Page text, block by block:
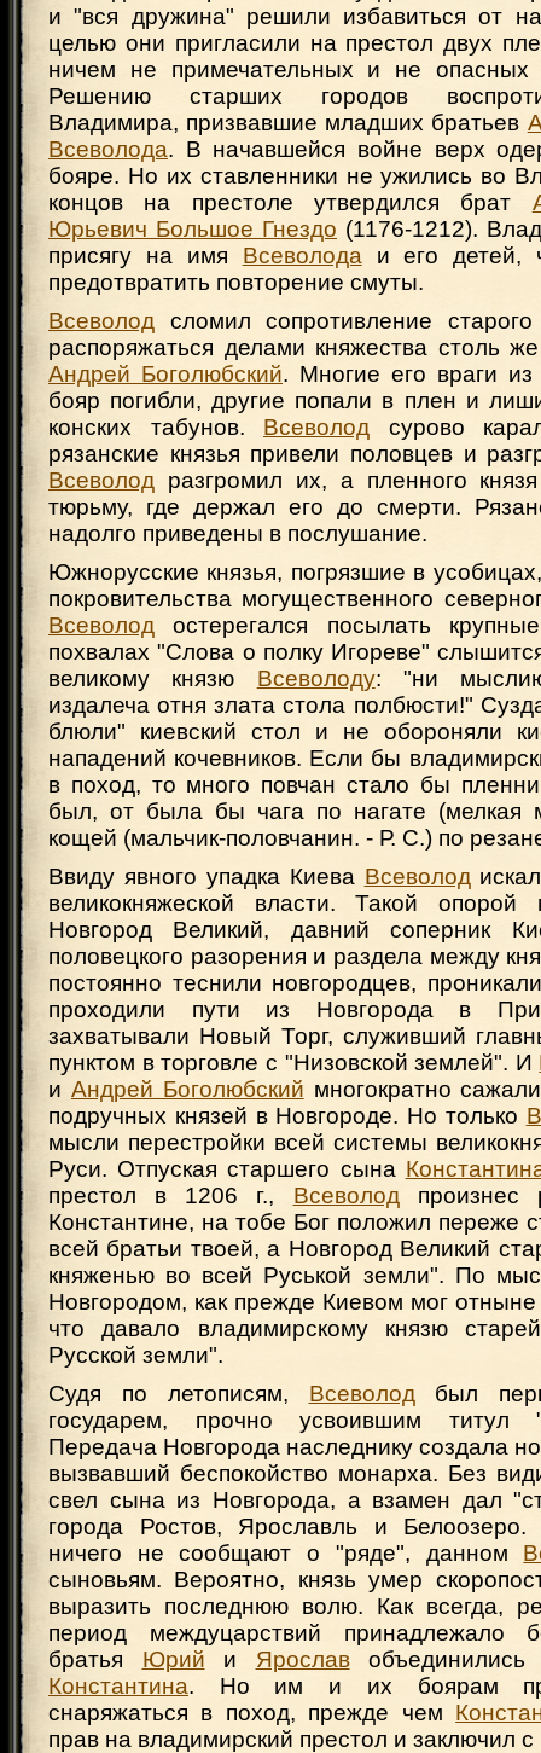
и "вся дружина" решили избавиться от
целью они пригласили на престол двух
ничем не примечательных и не опасных
Решению старших городов
Владимира, призвавшие младших братьев
Всеволода. В начавшейся войне верх
бояре. Но их ставленники не ужились во
концов на престоле утвердился брат
Юрьевич Большое Гнездо (1176-1212).
присягу на имя Всеволода и его детей,
предотвратить повторение смуты.
Всеволод сломил сопротивление
распоряжаться делами княжества столь
Андрей Боголюбский. Многие его враги из
бояр погибли, другие попали в плен и
конских табунов. Всеволод сурово
рязанские князья привели половцев и
Всеволод разгромил их, а пленного
тюрьму, где держал его до смерти.
надолго приведены в послушание.
Южнорусские князья, погрязшие в
покровительства могущественного
Всеволод остерегался посылать
похвалах "Слова о полку Игореве"
великому князю Всеволоду: "ни
издалеча отня злата стола полбюсти!"
блюли" киевский стол и не обороняли
нападений кочевников. Если бы
в поход, то много повчан стало бы
был, от была бы чага по нагате (мелкая
кощей (мальчик-половчанин. - Р. С.) по
Ввиду явного упадка Киева Всеволод
великокняжеской власти. Такой
Новгород Великий, давний соперник
половецкого разорения и раздела между
постоянно теснили новгородцев,
проходили пути из Новгорода в
захватывали Новый Торг, служивший
пунктом в торговле с "Низовской землей". И
и Андрей Боголюбский многократно
подручных князей в Новгороде. Но только
мысли перестройки всей системы
Руси. Отпуская старшего сына
престол в 1206 г., Всеволодпроизнес
Константине, на тобе Бог положил переже
всей братьи твоей, а Новгород Великий
княженью во всей Руськой земли". По
Новгородом, как прежде Киевом мог
что давало владимирскому князю
Русской земли".
Судя по летописям, Всеволодбыл
государем, прочно усвоившим титул
Передача Новгорода наследнику создала
вызвавший беспокойство монарха. Без
свел сына из Новгорода, а взамен дал
города Ростов, Ярославль и Белоозеро.
ничего не сообщают о "ряде", данном
сыновьям. Вероятно, князь умер
выразить последнюю волю. Как всегда,
период междуцарствий принадлежало
братья Юрий и Ярославобъединились
Константина. Но им и их боярам
снаряжаться в поход, прежде чем
прав на владимирский престол и заключил